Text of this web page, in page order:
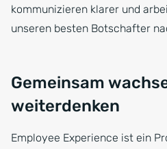
kommunizieren klarer und
unseren besten Botschafter
Gemeinsam
weiterdenken
Employee Experience ist ein